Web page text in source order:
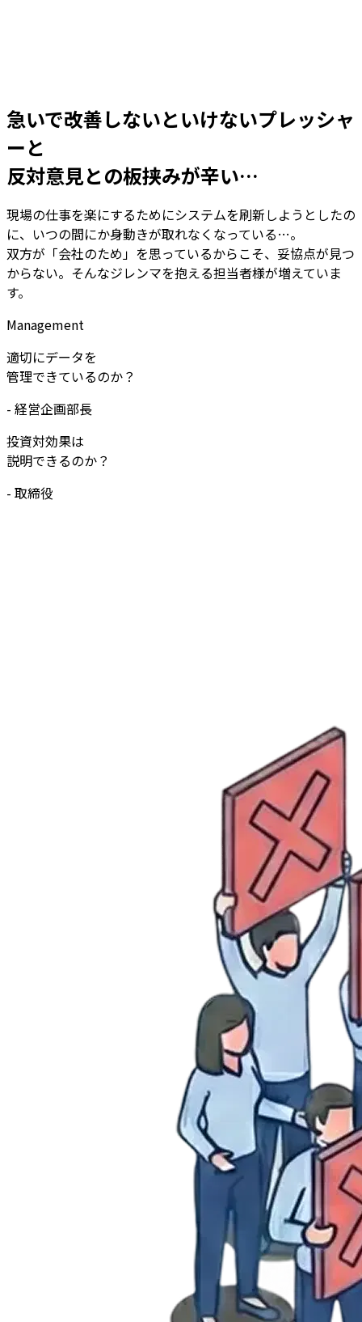
急いで改善しないといけないプレッシャ
ーと
反対意見との板挟みが辛い…
現場の仕事を楽にするためにシステムを刷新しようとしたの
に、いつの間にか身動きが取れなくなっている…。
双方が「会社のため」を思っているからこそ、妥協点が見つ
からない。そんなジレンマを抱える担当者様が増えていま
す。
Management
適切にデータを
管理できているのか？
- 経営企画部長
投資対効果は
説明できるのか？
- 取締役